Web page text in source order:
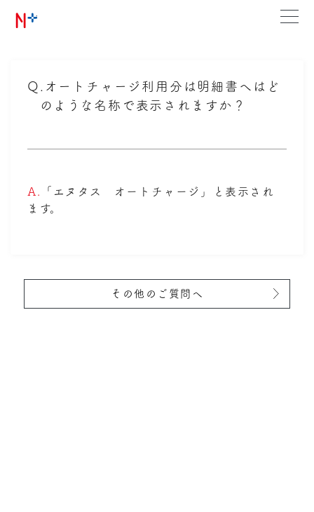
Q.
オートチャージ利用分は明細書へはど
のような名称で表示されますか？
A.
「エヌタス オートチャージ」と表示され
ます。
その他のご質問へ